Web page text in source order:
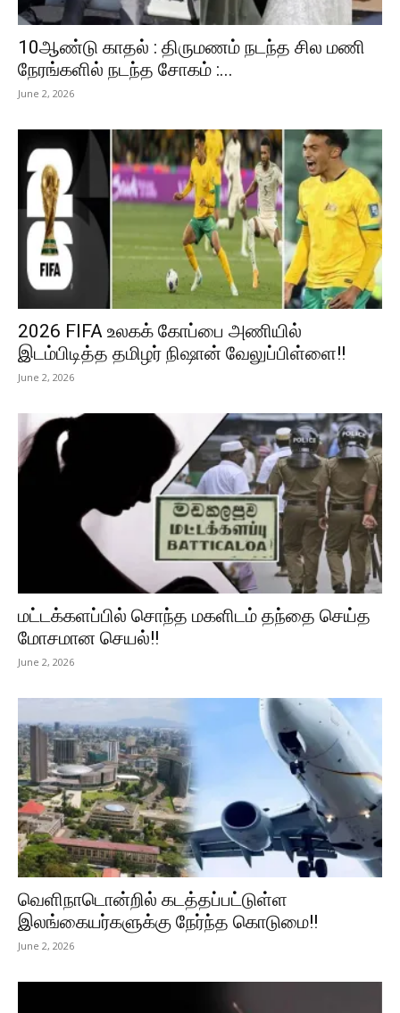
10ஆண்டு காதல் : திருமணம் நடந்த சில மணி
நேரங்களில் நடந்த சோகம் :...
June 2, 2026
2026 FIFA உலகக் கோப்பை அணியில்
இடம்பிடித்த தமிழர் நிஷான் வேலுப்பிள்ளை!!
June 2, 2026
மட்டக்களப்பில் சொந்த மகளிடம் தந்தை செய்த
மோசமான செயல்!!
June 2, 2026
வெளிநாடொன்றில் கடத்தப்பட்டுள்ள
இலங்கையர்களுக்கு நேர்ந்த கொடுமை!!
June 2, 2026